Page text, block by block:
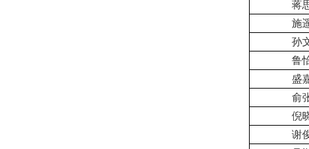
蒋
施
孙
鲁
盛
俞
倪
谢